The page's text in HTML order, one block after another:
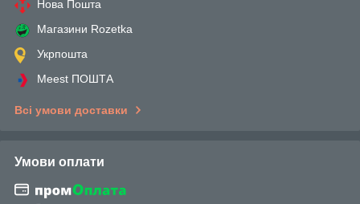
Нова Пошта
Магазини Rozetka
Укрпошта
Meest ПОШТА
Всі умови доставки
Умови оплати